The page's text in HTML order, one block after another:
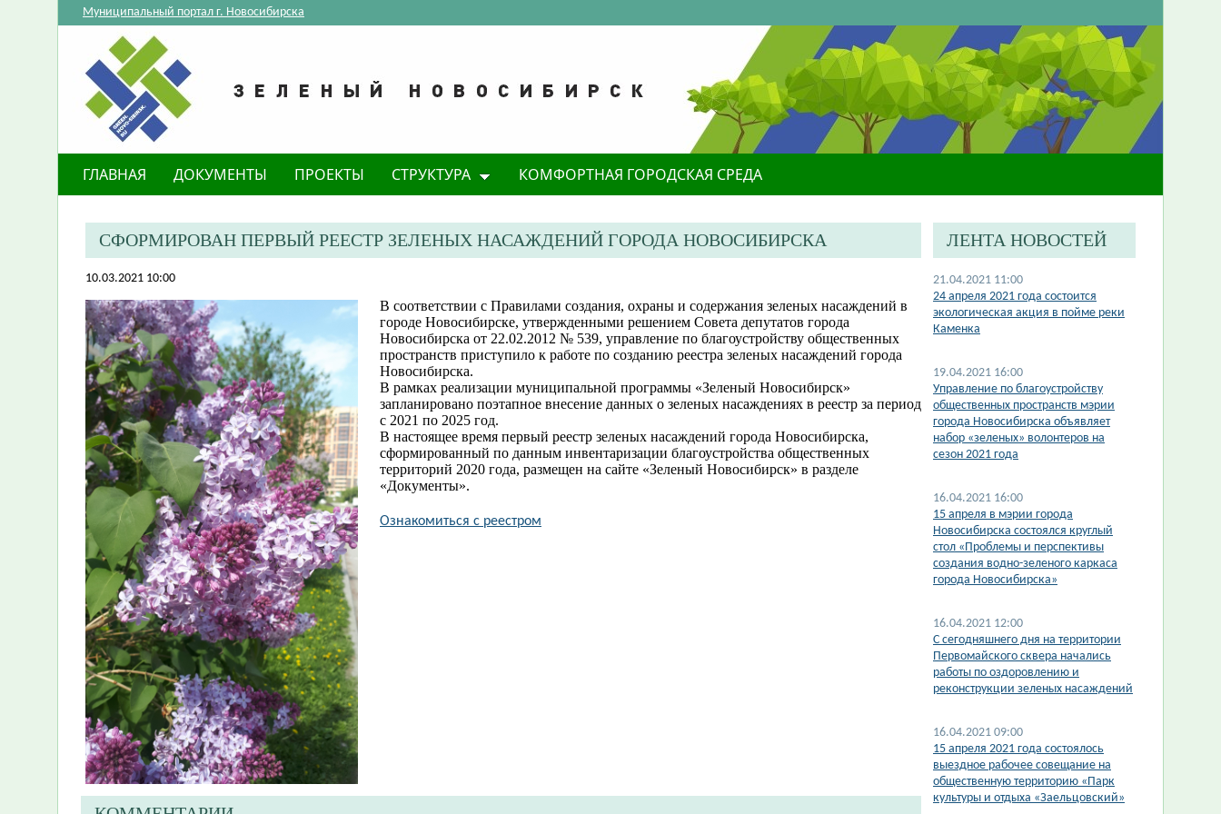
Муниципальный портал г. Новосибирска
ГЛАВНАЯ ДОКУМЕНТЫ ПРОЕКТЫ СТРУКТУРА КОМФОРТНАЯ ГОРОДСКАЯ СРЕДА
СФОРМИРОВАН ПЕРВЫЙ РЕЕСТР ЗЕЛЕНЫХ НАСАЖДЕНИЙ ГОРОДА НОВОСИБИРСКА
10.03.2021 10:00
В соответствии с Правилами создания, охраны и содержания зеленых насаждений в
городе Новосибирске, утвержденными решением Совета депутатов города
Новосибирска от 22.02.2012 № 539, управление по благоустройству общественных
пространств приступило к работе по созданию реестра зеленых насаждений города
Новосибирска.
В рамках реализации муниципальной программы «Зеленый Новосибирск»
запланировано поэтапное внесение данных о зеленых насаждениях в реестр за период
с 2021 по 2025 год.
В настоящее время первый реестр зеленых насаждений города Новосибирска,
сформированный по данным инвентаризации благоустройства общественных
территорий 2020 года, размещен на сайте «Зеленый Новосибирск» в разделе
«Документы».
Ознакомиться с реестром​
ЛЕНТА НОВОСТЕЙ
21.04.2021 11:00
24 апреля 2021 года состоится
экологическая акция в пойме реки
Каменка
19.04.2021 16:00
Управление по благоустройству
общественных пространств мэрии
города Новосибирска объявляет
набор «зеленых» волонтеров на
сезон 2021 года
16.04.2021 16:00
15 апреля в мэрии города
Новосибирска состоялся круглый
стол «Проблемы и перспективы
создания водно-зеленого каркаса
города Новосибирска»
16.04.2021 12:00
С сегодняшнего дня на территории
Первомайского сквера начались
работы по оздоровлению и
реконструкции зеленых насаждений
16.04.2021 09:00
15 апреля 2021 года состоялось
выездное рабочее совещание на
общественную территорию «Парк
культуры и отдыха «Заельцовский»